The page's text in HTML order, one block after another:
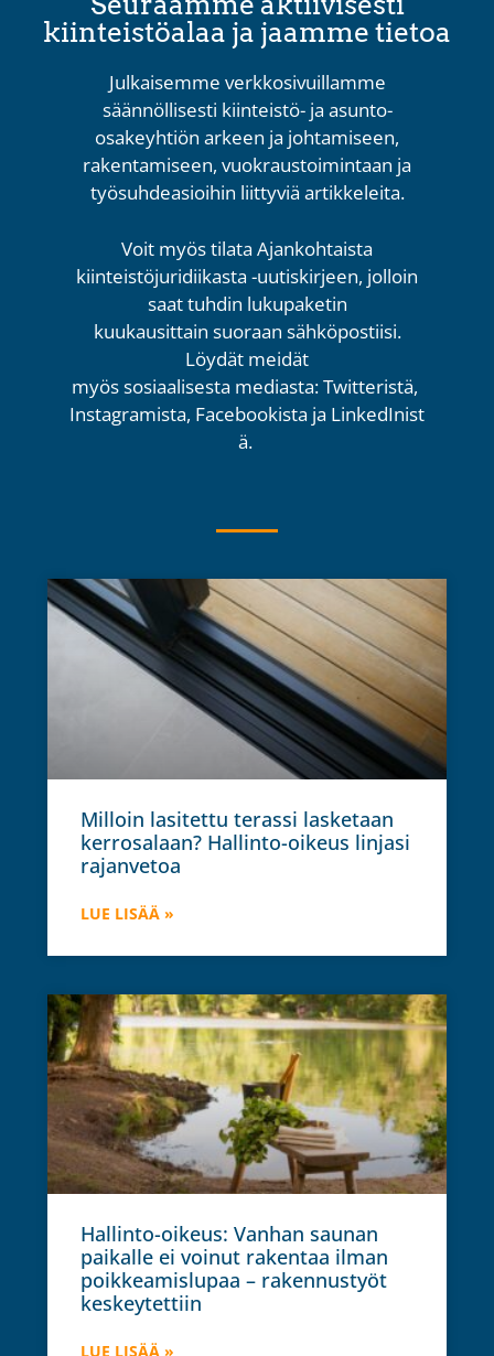
kiinteistöalaa ja jaamme tietoa
Julkaisemme verkkosivuillamme
säännöllisesti kiinteistö- ja asunto-
osakeyhtiön arkeen ja johtamiseen,
rakentamiseen, vuokraustoimintaan ja
työsuhdeasioihin liittyviä artikkeleita.
Voit myöstilata Ajankohtaista
kiinteistöjuridiikasta -uutiskirjeen, jolloin
saattuhdin lukupaketin
kuukausittain suoraan sähköpostiisi.
Löydät meidät
myössosiaalisesta mediasta:Twitteristä,
Instagramista, Facebookista ja LinkedInist
ä.
Milloin lasitettu terassi lasketaan
kerrosalaan? Hallinto-oikeus linjasi
rajanvetoa
LUE LISÄÄ »
Hallinto-oikeus: Vanhan saunan
paikalle ei voinut rakentaa ilman
poikkeamislupaa – rakennustyöt
keskeytettiin
LUE LISÄÄ »